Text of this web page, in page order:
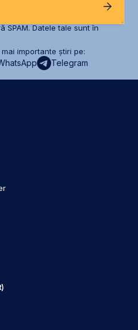
SPAM. Datele tale sunt în
importante știri pe:
Telegram